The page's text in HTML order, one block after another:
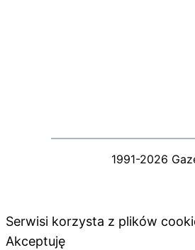
1991-2026
Serwisi korzysta z plików
Akceptuję